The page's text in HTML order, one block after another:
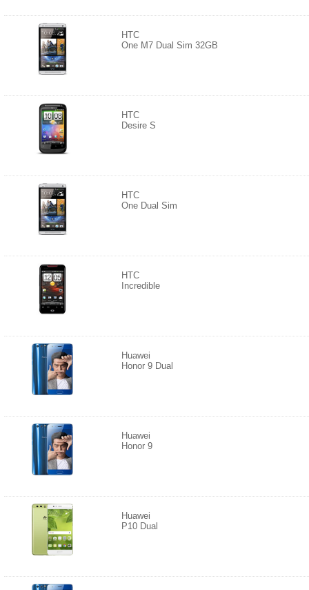
HTC
One M7 Dual Sim 32GB
HTC
Desire S
HTC
One Dual Sim
HTC
Incredible
Huawei
Honor 9 Dual
Huawei
Honor 9
Huawei
P10 Dual